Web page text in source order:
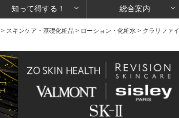
知って得する！ 総合案内
> スキンケア・基礎化粧品 > ローション・化粧水 > クラリファイ